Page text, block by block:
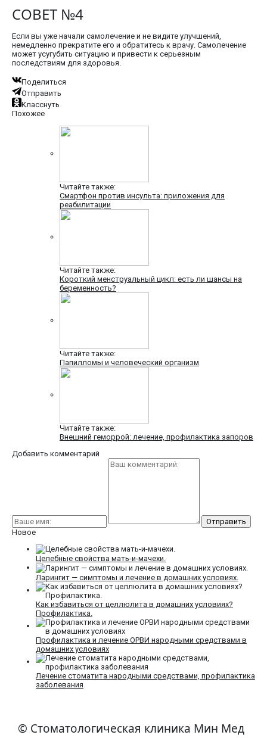
СОВЕТ №4
Если вы уже начали самолечение и не видите улучшений,
немедленно прекратите его и обратитесь к врачу. Самолечение
может усугубить ситуацию и привести к серьезным
последствиям для здоровья.
Поделиться
Отправить
Класснуть
Похожее
Читайте также:
Смартфон против инсульта: приложения для
реабилитации
Читайте также:
Короткий менструальный цикл: есть ли шансы на
беременность?
Читайте также:
Папилломы и человеческий организм
Читайте также:
Внешний геморрой: лечение, профилактика запоров
Добавить комментарий
Новое
Целебные свойства мать-и-мачехи.
Ларингит — симптомы и лечение в домашних условиях.
Как избавиться от целлюлита в домашних условиях?
Профилактика.
Профилактика и лечение ОРВИ народными средствами в
домашних условиях
Лечение стоматита народными средствами, профилактика
заболевания
© Стоматологическая клиника Мин Мед